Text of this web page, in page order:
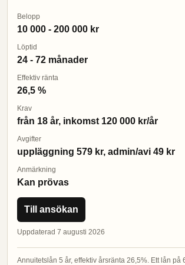
Belopp
10 000 - 200 000 kr
Löptid
24 - 72 månader
Effektiv ränta
26,5 %
Krav
från 18 år, inkomst 120 000 kr/år
Avgifter
uppläggning 579 kr, admin/avi 49 kr
Anmärkning
Kan prövas
Till ansökan
Uppdaterad 7 augusti 2026
Annuitetslån 5 år, effektiv årsränta 26,5%. Ett lån på